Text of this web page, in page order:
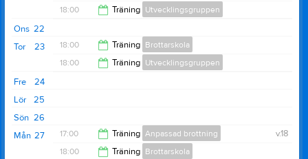
18:00 Träning Utvecklingsgruppen
19:30
22
Ons
23
Tor 18:00 Träning Brottarskola
18:00 Träning Utvecklingsgruppen
24
Fre
25
Lör
26
Sön
27
Mån v.18
17:00 Träning Anpassad brottning
18:00
Träning Brottarskola